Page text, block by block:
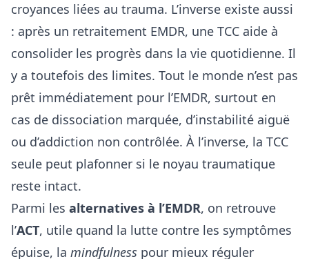
croyances liées au trauma. L’inverse existe aussi
: après un retraitement EMDR, une TCC aide à
consolider les progrès dans la vie quotidienne. Il
y a toutefois des limites. Tout le monde n’est pas
prêt immédiatement pour l’EMDR, surtout en
cas de dissociation marquée, d’instabilité aiguë
ou d’addiction non contrôlée. À l’inverse, la TCC
seule peut plafonner si le noyau traumatique
reste intact.
Parmi les alternatives à l’EMDR, on retrouve
l’ACT, utile quand la lutte contre les symptômes
épuise, la mindfulness pour mieux réguler